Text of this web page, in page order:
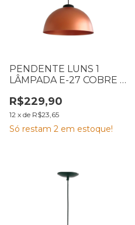
PENDENTE LUNS 1
LÂMPADA E-27 COBRE E
R$229,90
12 x de R$23,65
Só restam 2 em estoque!